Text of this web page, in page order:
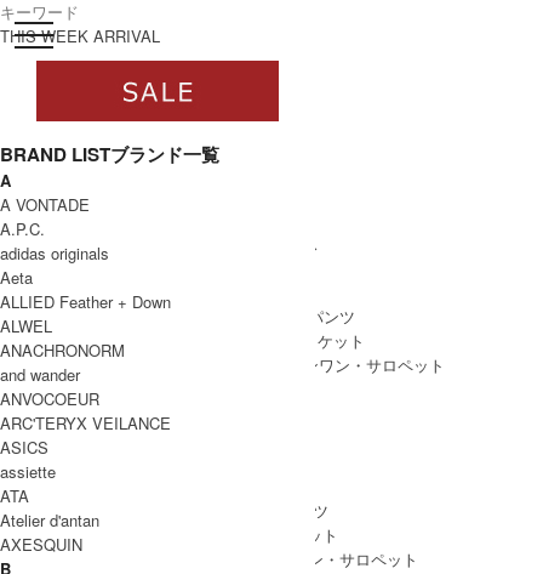
toggle navigation
ログイン
すべて
WOMEN
WOMEN ALL ITEM
/ ワンピース
SKIRT
BOTTOMS
/ ボトムス・パンツ
/ アウター・ジャケット
/ オールインワン・サロペット
MEN
MEN ALL ITEM
/ ボトムス・パンツ
/ アウター・ジャケット
/ オールインワン・サロペット
THIS WEEK ARRIVAL
BRAND LISTブランド一覧
A
A VONTADE
A.P.C.
adidas originals
Aeta
ALLIED Feather + Down
ALWEL
ANACHRONORM
and wander
ANVOCOEUR
ARC'TERYX VEILANCE
ASICS
assiette
ATA
Atelier d'antan
AXESQUIN
B